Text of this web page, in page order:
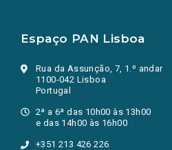
Espaço PAN Lisboa
Rua da Assunção, 7, 1.º andar
1100-042 Lisboa
Portugal
2ª a 6ª das 10h00 às 13h00
e das 14h00 às 16h00
+351 213 426 226